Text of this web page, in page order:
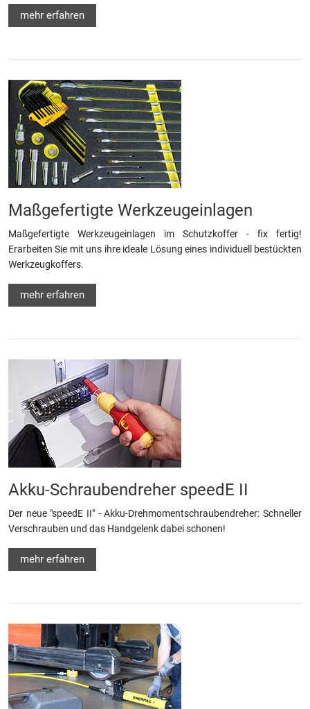
mehr erfahren
Maßgefertigte Werkzeugeinlagen
Maßgefertigte Werkzeugeinlagen im Schutzkoffer - fix fertig!
Erarbeiten Sie mit uns ihre ideale Lösung eines individuell bestückten
Werkzeugkoffers.
mehr erfahren
Akku-Schraubendreher speedE II
Der neue "speedE II" - Akku-Drehmomentschraubendreher: Schneller
Verschrauben und das Handgelenk dabei schonen!
mehr erfahren